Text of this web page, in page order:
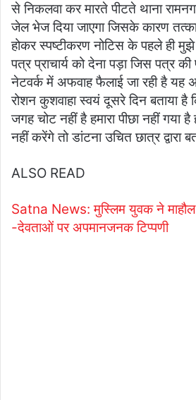
से निकलवा कर मारते पीटते थाना
जेल भेज दिया जाएगा जिसके कारण
होकर स्पष्टीकरण नोटिस के पहले ही
पत्र प्राचार्य को देना पड़ा जिस पत्र
नेटवर्क में अफवाह फैलाई जा रही है यह
रोशन कुशवाहा स्वयं दूसरे दिन बताया है
जगह चोट नहीं है हमारा पीछा नहीं गया है
नहीं करेंगे तो डांटना उचित छात्र द्वारा
ALSO READ
Satna News: मुस्लिम युवक ने माहौल
-देवताओं पर अपमानजनक टिप्पणी